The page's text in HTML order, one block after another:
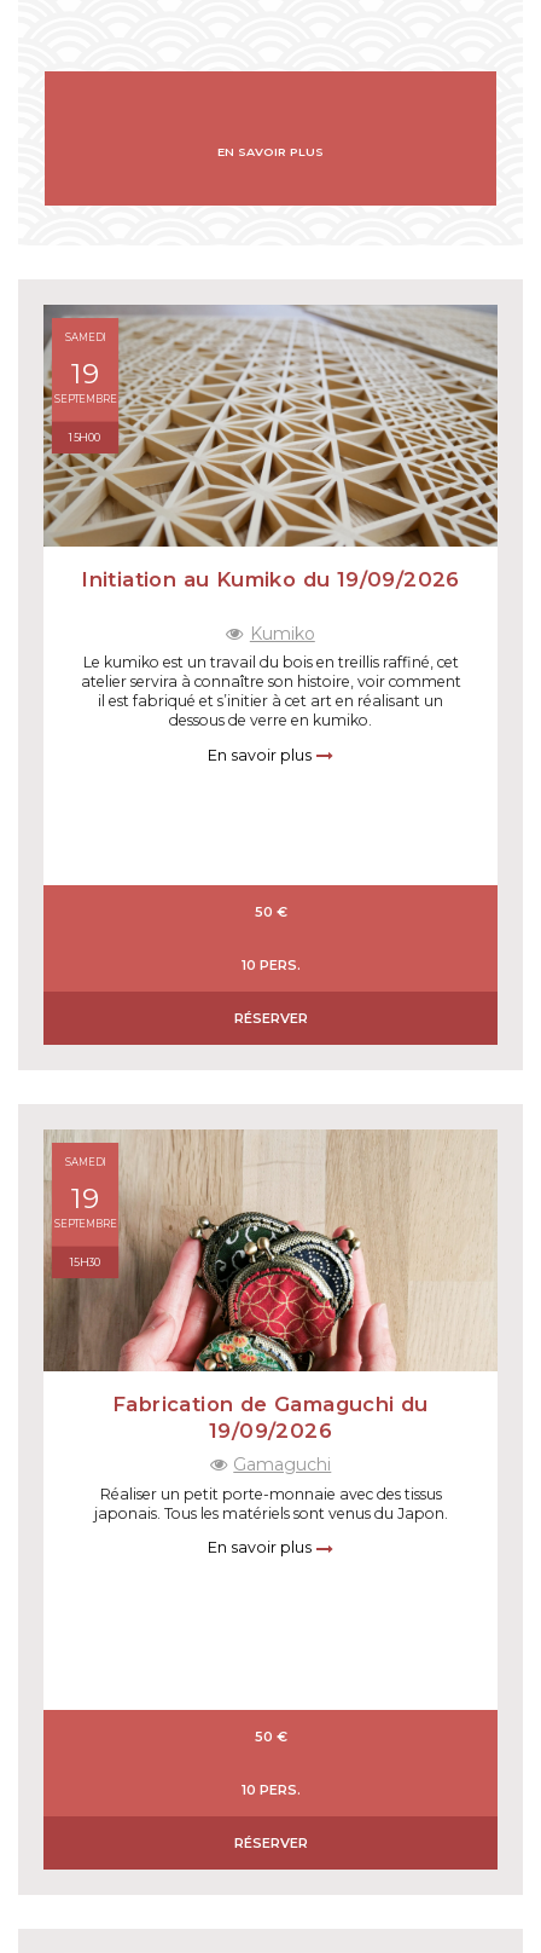
EN SAVOIR PLUS
SAMEDI
19
SEPTEMBRE
15H00
Initiation au Kumiko du 19/09/2026
Kumiko
Le kumiko est un travail du bois en treillis raffiné, cet
atelier servira à connaître son histoire, voir comment
il est fabriqué et s’initier à cet art en réalisant un
dessous de verre en kumiko.
En savoir plus
50 €
10 PERS.
RÉSERVER
SAMEDI
19
SEPTEMBRE
15H30
Fabrication de Gamaguchi du
19/09/2026
Gamaguchi
Réaliser un petit porte-monnaie avec des tissus
japonais. Tous les matériels sont venus du Japon.
En savoir plus
50 €
10 PERS.
RÉSERVER